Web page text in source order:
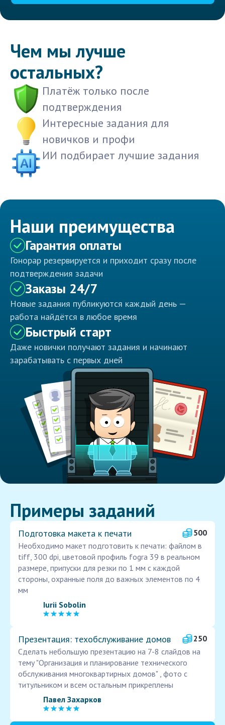
Чем мы лучше
остальных?
Платёж только после
подтверждения
Интересные задания для
новичков и профи
ИИ подбирает лучшие задания
Наши преимущества
Гарантия оплаты
Гонорар резервируется и приходит сразу после
подтверждения задачи
Заказы 24/7
Новые задания публикуются каждый день —
работа найдётся в любое время
Быстрый старт
Даже новички получают задания и начинают
зарабатывать с первых дней
Примеры заданий
Подготовка макета к печати
500
Необходимо макет подготовить к печати: файлом в
tiff, 300 dpi, цветовой профиль fogra 39 в реальном
размере, припуски для резки по 1 мм с каждой
стороны, охранные поля до важных элементов по 4
мм
Iurii Sobolin
Презентация: техобслуживание домов
250
Сделать небольшую презентацию на 7-8 слайдов на
тему "Организация и планирование технического
обслуживания многоквартирных домов" , фото с
титульником и всем остальным прикреплены
Павел Захарков